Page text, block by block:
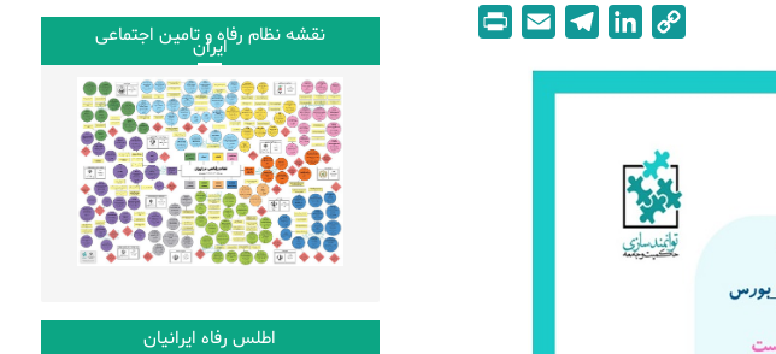
p
L
i
n
k
n
l
نقشه نظام رفاه و تامین اجتماعی
ایران
اطلس رفاه ایرانیان